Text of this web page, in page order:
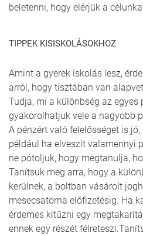
beletenni, hogy elérjük a
TIPPEK KISISKOLÁSOKHOZ
Amint a gyerek iskolás lesz,
arról, hogy tisztában van
Tudja, mi a különbség az egyes
gyakorolhatjuk vele a nagyobb
A pénzért való felelősséget is
például ha elveszít valamennyi
ne pótoljuk, hogy megtanulja,
Tanítsuk meg arra, hogy a
kerülnek, a boltban vásárolt
mesecsatorna előfizetésig. Ha
érdemes kitűzni egy
ennek egy részét